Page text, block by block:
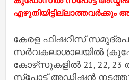
എഴുതിയിട്ടില്ലാത്തവര്‍ക്കും
കേരള ഫിഷറീസ്
സര്‍വകലാശാലയില്‍
കോഴ്‌സുകളില്‍ 21, 22, 23
സ്‌പോട്ട് അഡ്മിഷന്‍